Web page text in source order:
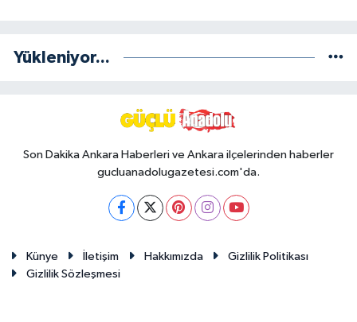
Yükleniyor...
Son Dakika Ankara Haberleri ve Ankara ilçelerinden haberler
gucluanadolugazetesi.com'da.
Künye İletişim Hakkımızda
Gizlilik Politikası
Gizlilik Sözleşmesi